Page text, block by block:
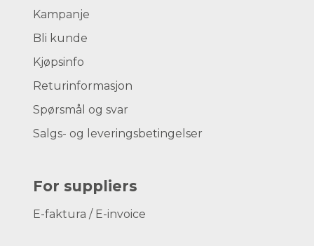
Kampanje
Bli kunde
Kjøpsinfo
Returinformasjon
Spørsmål og svar
Salgs- og leveringsbetingelser
For suppliers
E-faktura / E-invoice